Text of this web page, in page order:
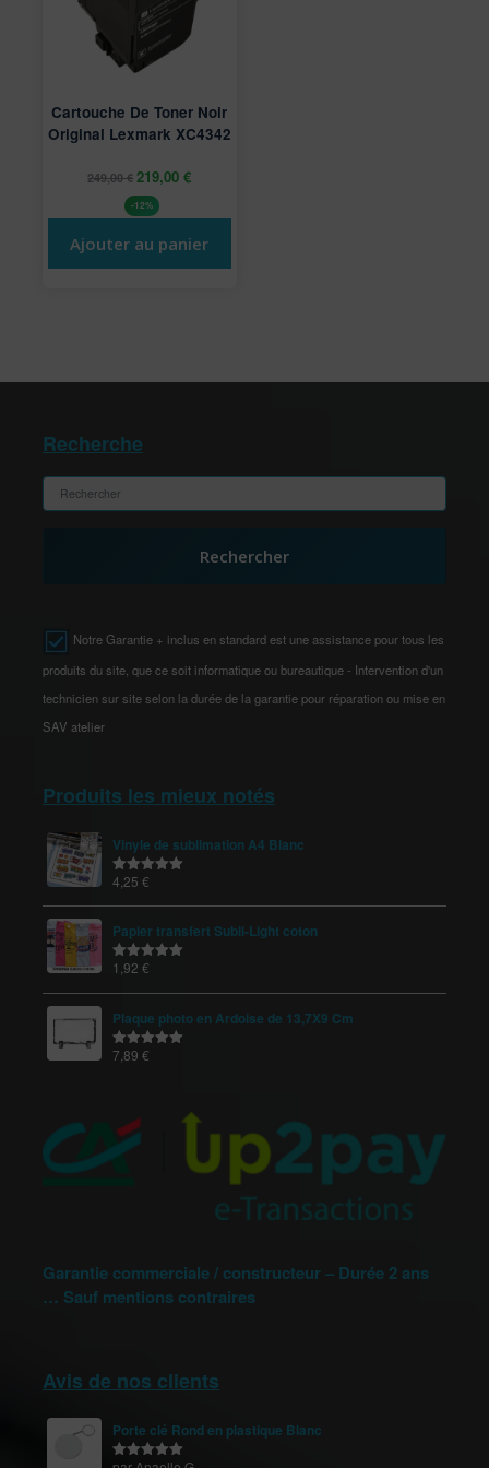
Cartouche De Toner Noir
Original Lexmark XC4342
249,00€ 219,00€
-12%
Ajouter au panier
Recherche
Rechercher
Notre Garantie + inclus en standard est une assistance pour tous les
produits du site, que ce soit informatique ou bureautique - Intervention d'un
technicien sur site selon la durée de la garantie pour réparation ou mise en
SAV atelier
Produits les mieux notés
Vinyle de sublimation A4 Blanc
Note5.00
4,25 €
Papier transfert Subli-Light coton
Note5.00
1,92 €
Plaque photo en Ardoise de 13,7X9 Cm
Note5.00
7,89 €
Garantie commerciale / constructeur – Durée 2 ans
… Sauf mentions contraires
Avis de nos clients
Porte clé Rond en plastique Blanc